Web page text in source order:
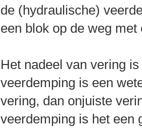
de (hydraulische)
een blok op de weg
Het nadeel van vering
veerdemping is een
vering, dan onjuiste
veerdemping is het een